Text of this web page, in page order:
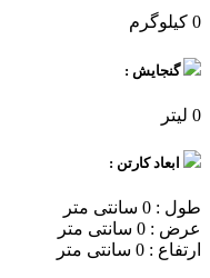
0 کیلوگرم
گنجایش :
0 لیتر
ابعاد کارتن :
طول : 0 سانتی متر
عرض : 0 سانتی متر
ارتفاع : 0 سانتی متر